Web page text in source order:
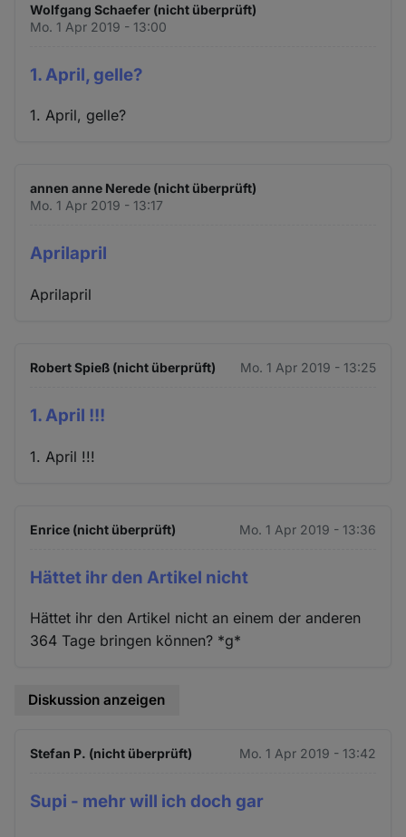
Wolfgang Schaefer (nicht überprüft)
Mo. 1 Apr 2019 - 13:00
1. April, gelle?
1. April, gelle?
annen anne Nerede (nicht überprüft)
Mo. 1 Apr 2019 - 13:17
Aprilapril
Aprilapril
Robert Spieß (nicht überprüft) Mo. 1 Apr 2019 - 13:25
1. April !!!
1. April !!!
Enrice (nicht überprüft) Mo. 1 Apr 2019 - 13:36
Hättet ihr den Artikel nicht
Hättet ihr den Artikel nicht an einem der anderen
364 Tage bringen können? *g*
Diskussion anzeigen
Stefan P. (nicht überprüft) Mo. 1 Apr 2019 - 13:42
Supi - mehr will ich doch gar